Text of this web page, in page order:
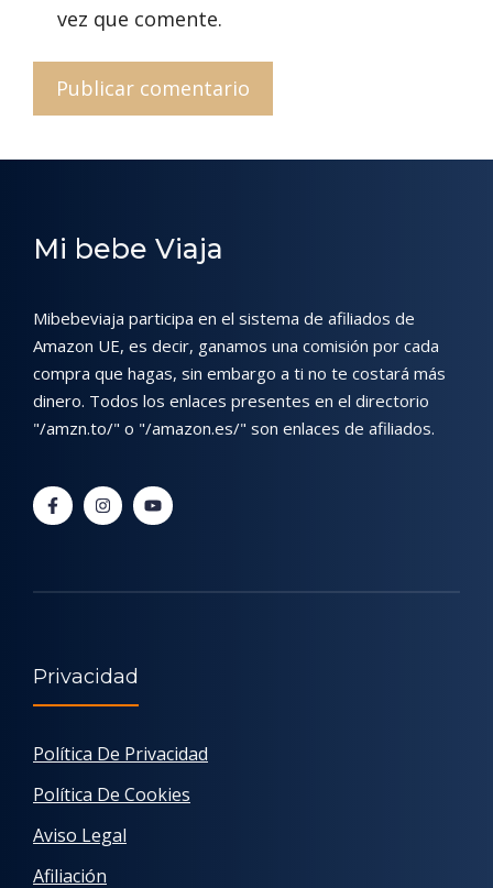
vez que comente.
Mi bebe Viaja
Mibebeviaja participa en el sistema de afiliados de
Amazon UE, es decir, ganamos una comisión por cada
compra que hagas, sin embargo a ti no te costará más
dinero. Todos los enlaces presentes en el directorio
"/amzn.to/" o "/amazon.es/" son enlaces de afiliados.
Privacidad
Política De Privacidad
Política De Cookies
Aviso Legal
Afiliación